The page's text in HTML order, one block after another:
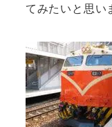
てみたいと思い